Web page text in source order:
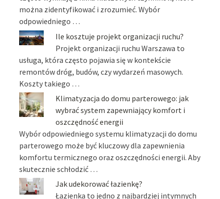
można zidentyfikować i zrozumieć. Wybór
odpowiedniego …
Ile kosztuje projekt organizacji ruchu?
Projekt organizacji ruchu Warszawa to
usługa, która często pojawia się w kontekście
remontów dróg, budów, czy wydarzeń masowych.
Koszty takiego …
Klimatyzacja do domu parterowego: jak
wybrać system zapewniający komfort i
oszczędność energii
Wybór odpowiedniego systemu klimatyzacji do domu
parterowego może być kluczowy dla zapewnienia
komfortu termicznego oraz oszczędności energii. Aby
skutecznie schłodzić …
Jak udekorować łazienkę?
Łazienka to jedno z najbardziej intymnych